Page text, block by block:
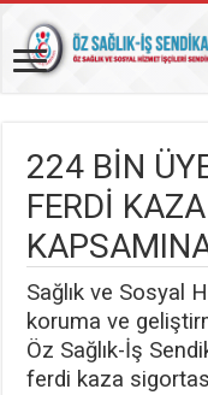
224 BİN
FERDİ
Sağlık ve Sosyal
koruma ve
Öz Sağlık-İş
ferdi kaza